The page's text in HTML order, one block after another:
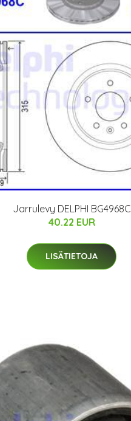
Jarrulevy DELPHI BG4968C
40.22 EUR
LISÄTIETOJA